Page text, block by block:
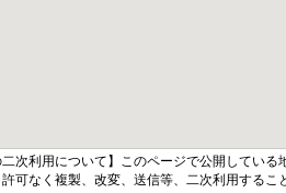
二次利用について】このページで公開してい
可なく複製、改変、送信等、二次利用するこ